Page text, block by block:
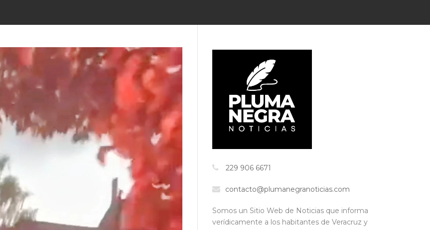
229 906 6671
contacto@plumanegranoticias.com
Somos un Sitio Web de Noticias que informa
verídicamente a los habitantes de Veracruz y